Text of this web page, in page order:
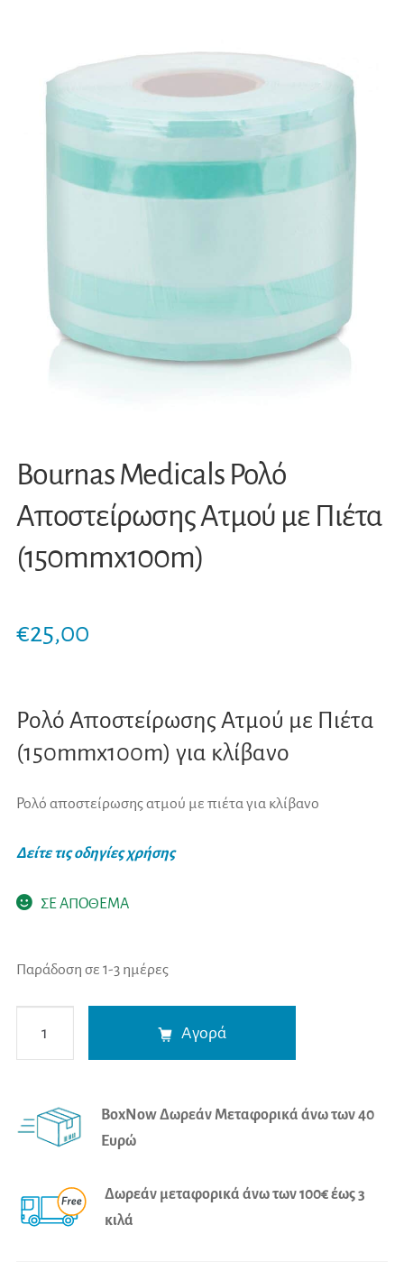
Bournas Medicals Ρολό
Αποστείρωσης Ατμού με Πιέτα
(150mmx100m)
€25,00
Ρολό Αποστείρωσης Ατμού με Πιέτα
(150mmx100m) για κλίβανο
Ρολό αποστείρωσης ατμού με πιέτα για κλίβανο
Δείτε τις οδηγίες χρήσης
ΣΕ ΑΠΟΘΕΜΑ
Παράδοση σε 1-3 ημέρες
Medicals
Ατμού
(150mmx100m)
ποσότητα
Αγορά
r
t
BoxNow Δωρεάν Μεταφορικά άνω των 40
Ευρώ
Δωρεάν μεταφορικά άνω των 100€ έως 3
κιλά